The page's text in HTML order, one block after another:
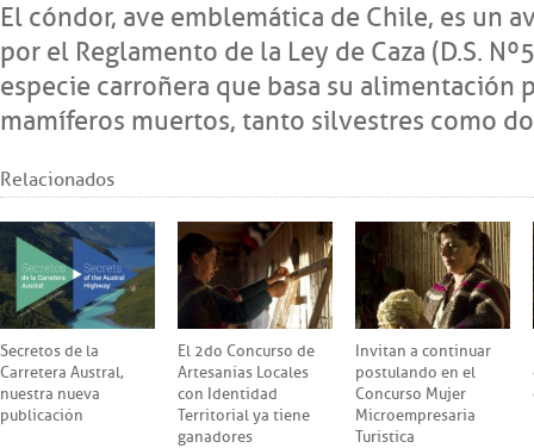
El cóndor, ave emblemática de Chile, es un
por el Reglamento de la Ley de Caza (D.S.
especie carroñera que basa su alimentación
mamíferos muertos, tanto silvestres como
Relacionados
Secretos de la
Carretera Austral,
nuestra nueva
publicación
El 2do Concurso de
Artesanías Locales
con Identidad
Territorial ya tiene
ganadores
Invitan a continuar
postulando en el
Concurso Mujer
Microempresaria
Turística